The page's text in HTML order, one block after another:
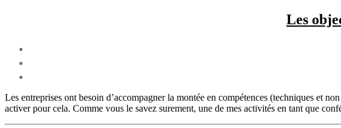
Les
Les entreprises ont besoin d’accompagner la montée en compétences (techniques et
activer pour cela. Comme vous le savez surement, une de mes activités en tant que